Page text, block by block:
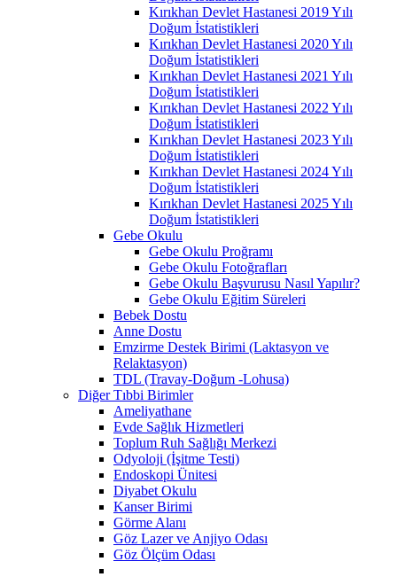
Kırıkhan Devlet Hastanesi 2019 Yılı
Doğum İstatistikleri
Kırıkhan Devlet Hastanesi 2020 Yılı
Doğum İstatistikleri
Kırıkhan Devlet Hastanesi 2021 Yılı
Doğum İstatistikleri
Kırıkhan Devlet Hastanesi 2022 Yılı
Doğum İstatistikleri
Kırıkhan Devlet Hastanesi 2023 Yılı
Doğum İstatistikleri
Kırıkhan Devlet Hastanesi 2024 Yılı
Doğum İstatistikleri
Kırıkhan Devlet Hastanesi 2025 Yılı
Doğum İstatistikleri
Gebe Okulu
Gebe Okulu Proğramı
Gebe Okulu Fotoğrafları
Gebe Okulu Başvurusu Nasıl Yapılır?
Gebe Okulu Eğitim Süreleri
Bebek Dostu
Anne Dostu
Emzirme Destek Birimi (Laktasyon ve
Relaktasyon)
TDL (Travay-Doğum -Lohusa)
Diğer Tıbbi Birimler
Ameliyathane
Evde Sağlık Hizmetleri
Toplum Ruh Sağlığı Merkezi
Odyoloji (İşitme Testi)
Endoskopi Ünitesi
Diyabet Okulu
Kanser Birimi
Görme Alanı
Göz Lazer ve Anjiyo Odası
Göz Ölçüm Odası